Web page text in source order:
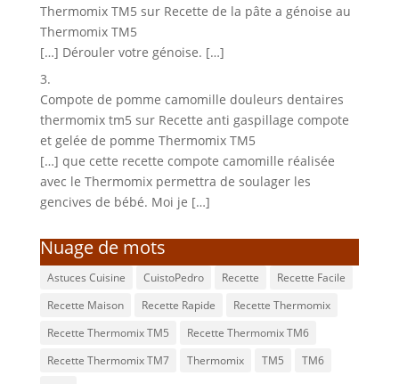
Thermomix TM5 sur Recette de la pâte a génoise au
Thermomix TM5
[…] Dérouler votre génoise. […]
Compote de pomme camomille douleurs dentaires
thermomix tm5 sur Recette anti gaspillage compote
et gelée de pomme Thermomix TM5
[…] que cette recette compote camomille réalisée
avec le Thermomix permettra de soulager les
gencives de bébé. Moi je […]
Nuage de mots
Astuces Cuisine CuistoPedro Recette
Recette Facile
Recette Maison
Recette Rapide
Recette Thermomix
Recette Thermomix TM5
Recette Thermomix TM6
Recette Thermomix TM7
Thermomix TM5
TM6